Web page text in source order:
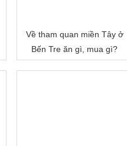
Về tham quan miền Tây ở
Bến Tre ăn gì, mua gì?